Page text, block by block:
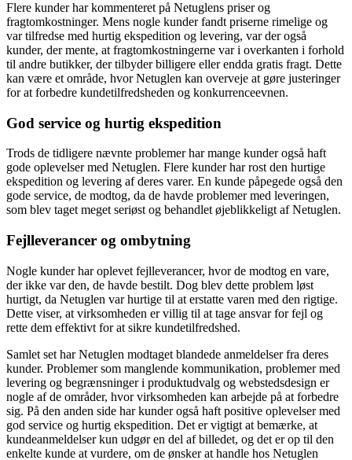
Flere kunder har kommenteret på Netuglens priser og
fragtomkostninger. Mens nogle kunder fandt priserne rimelige og
var tilfredse med hurtig ekspedition og levering, var der også
kunder, der mente, at fragtomkostningerne var i overkanten i forhold
til andre butikker, der tilbyder billigere eller endda gratis fragt. Dette
kan være et område, hvor Netuglen kan overveje at gøre justeringer
for at forbedre kundetilfredsheden og konkurrenceevnen.
God service og hurtig ekspedition
Trods de tidligere nævnte problemer har mange kunder også haft
gode oplevelser med Netuglen. Flere kunder har rost den hurtige
ekspedition og levering af deres varer. En kunde påpegede også den
gode service, de modtog, da de havde problemer med leveringen,
som blev taget meget seriøst og behandlet øjeblikkeligt af Netuglen.
Fejlleverancer og ombytning
Nogle kunder har oplevet fejlleverancer, hvor de modtog en vare,
der ikke var den, de havde bestilt. Dog blev dette problem løst
hurtigt, da Netuglen var hurtige til at erstatte varen med den rigtige.
Dette viser, at virksomheden er villig til at tage ansvar for fejl og
rette dem effektivt for at sikre kundetilfredshed.
Samlet set har Netuglen modtaget blandede anmeldelser fra deres
kunder. Problemer som manglende kommunikation, problemer med
levering og begrænsninger i produktudvalg og webstedsdesign er
nogle af de områder, hvor virksomheden kan arbejde på at forbedre
sig. På den anden side har kunder også haft positive oplevelser med
god service og hurtig ekspedition. Det er vigtigt at bemærke, at
kundeanmeldelser kun udgør en del af billedet, og det er op til den
enkelte kunde at vurdere, om de ønsker at handle hos Netuglen